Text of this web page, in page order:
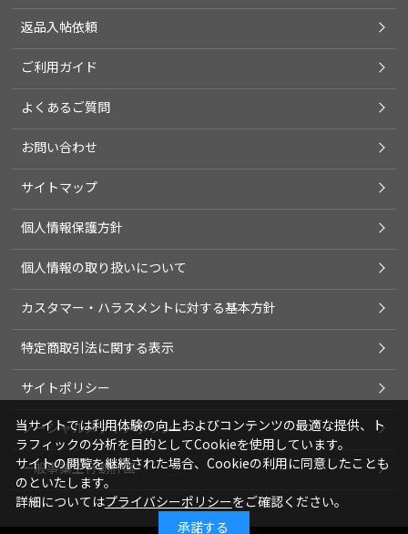
返品入帖依頼
ご利用ガイド
よくあるご質問
お問い合わせ
サイトマップ
個人情報保護方針
個人情報の取り扱いについて
カスタマー・ハラスメントに対する基本方針
特定商取引法に関する表示
サイトポリシー
ソーシャルメディアポリシー
一般事業主行動計画
当サイトでは利用体験の向上およびコンテンツの最適な提供、ト
ラフィックの分析を目的としてCookieを使用しています。
サイトの閲覧を継続された場合、Cookieの利用に同意したことも
のといたします。
詳細についてはプライバシーポリシーをご確認ください。
承諾する